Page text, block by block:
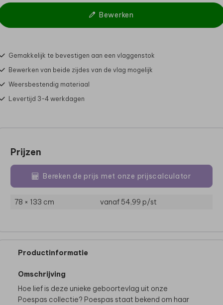
Bewerken
Gemakkelijk te bevestigen aan een vlaggenstok
Bewerken van beide zijdes van de vlag mogelijk
Weersbestendig materiaal
Levertijd 3-4 werkdagen
Prijzen
Bereken de prijs met onze prijscalculator
78 × 133 cm vanaf 54,99 p/st
Productinformatie
Omschrijving
Hoe lief is deze unieke geboortevlag uit onze
Poespas collectie? Poespas staat bekend om haar